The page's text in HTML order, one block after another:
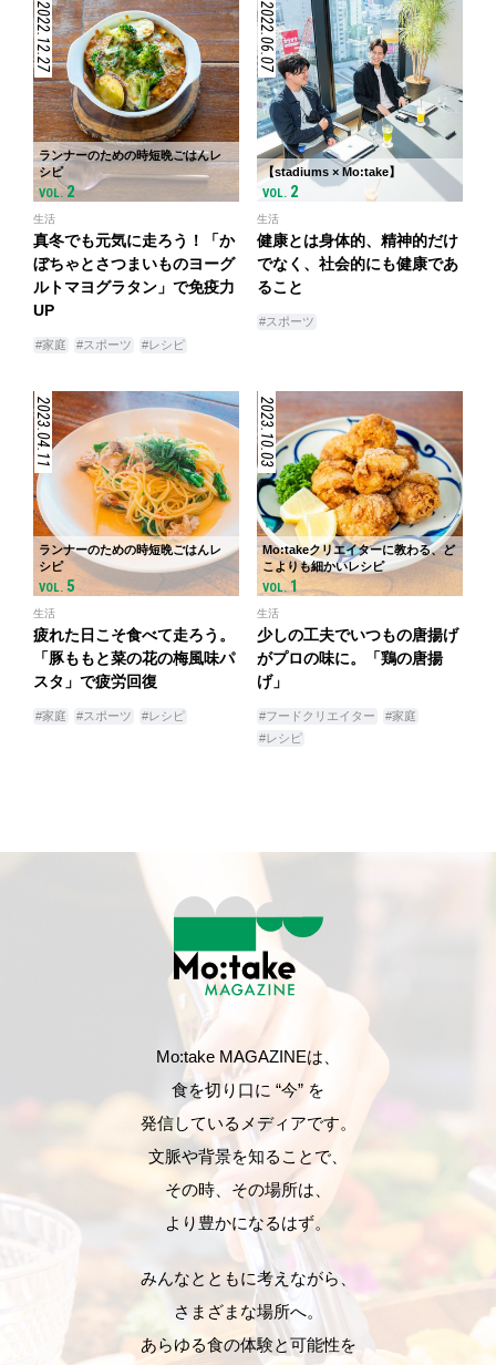
2022.12.27
ランナーのための時短晩ごはんレ
シピ
VOL.2
生活
真冬でも元気に走ろう！「か
ぼちゃとさつまいものヨーグ
ルトマヨグラタン」で免疫力
UP
#家庭 #スポーツ #レシピ
2022.06.07
【stadiums × Mo:take】
VOL. 2
生活
健康とは身体的、精神的だけ
でなく、社会的にも健康であ
ること
#スポーツ
2023.04.11
ランナーのための時短晩ごはんレ
シピ
VOL.5
生活
疲れた日こそ食べて走ろう。
「豚ももと菜の花の梅風味パ
スタ」で疲労回復
#家庭 #スポーツ #レシピ
2023.10.03
Mo:takeクリエイターに教わる、ど
こよりも細かいレシピ
VOL.1
生活
少しの工夫でいつもの唐揚げ
がプロの味に。「鶏の唐揚
げ」
#フードクリエイター
#家庭
#レシピ
Mo:take MAGAZINEは、
食を切り口に “今” を
発信しているメディアです。
文脈や背景を知ることで、
その時、その場所は、
より豊かになるはず。
みんなとともに考えながら、
さまざまな場所へ。
あらゆる食の体験と可能性を